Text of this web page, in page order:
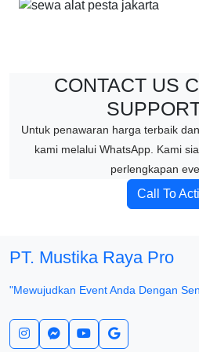
CONTACT US
Untuk penawaran harga terbaik
kami melalui WhatsApp. Kami
perlengkapan
Call To
PT. Mustika Raya Pro
"Mewujudkan Event Anda Dengan